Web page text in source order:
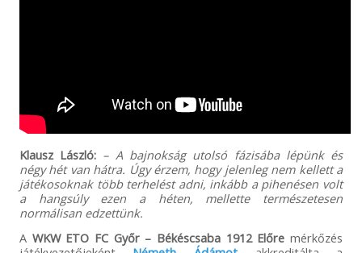
Klausz László: – A bajnokság utolsó fázisába lépünk és
négy hét van hátra. Úgy érzem, hogy jelenleg nem kellett a
játékosoknak több terhelést adni, inkább a pihenésen volt
a hangsúly ezen a héten, mellette természetesen
normálisan edzettünk.
A WKW ETO FC Győr – Békéscsaba 1912 Előremérkőzés